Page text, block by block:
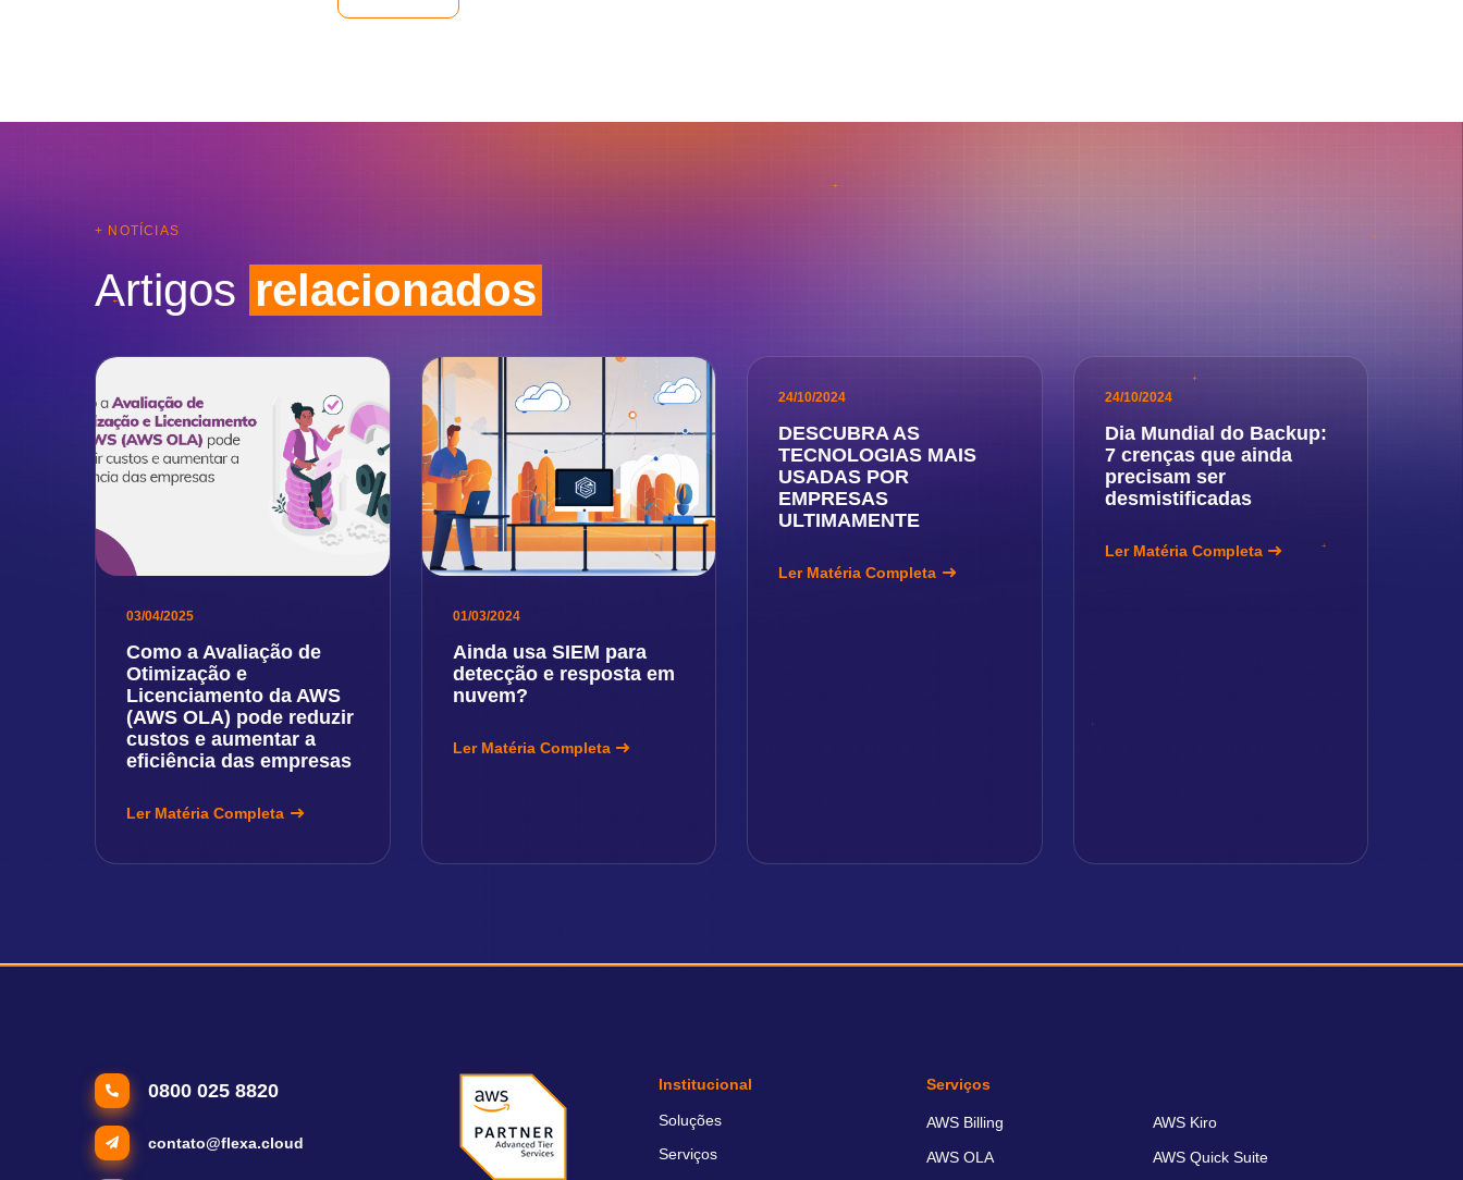
+ NOTÍCIAS
Artigos relacionados
03/04/2025
Como a Avaliação de
Otimização e
Licenciamento da AWS
(AWS OLA) pode reduzir
custos e aumentar a
eficiência das empresas
Ler Matéria Completa
01/03/2024
Ainda usa SIEM para
detecção e resposta em
nuvem?
Ler Matéria Completa
24/10/2024
DESCUBRA AS
TECNOLOGIAS MAIS
USADAS POR
EMPRESAS
ULTIMAMENTE
Ler Matéria Completa
24/10/2024
Dia Mundial do Backup:
7 crenças que ainda
precisam ser
desmistificadas
Ler Matéria Completa
0800 025 8820
contato@flexa.cloud
Institucional
Soluções
Serviços
Serviços
AWS Billing AWS Kiro
AWS OLA AWS Quick Suite